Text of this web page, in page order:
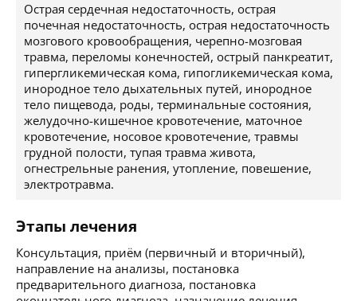
Острая сердечная недостаточность, острая
почечная недостаточность, острая недостаточность
мозгового кровообращения, черепно-мозговая
травма, переломы конечностей, острый панкреатит,
гипергликемическая кома, гипогликемическая кома,
инородное тело дыхательных путей, инородное
тело пищевода, роды, терминальные состояния,
желудочно-кишечное кровотечение, маточное
кровотечение, носовое кровотечение, травмы
грудной полости, тупая травма живота,
огнестрельные ранения, утопление, повешение,
электротравма.
Этапы лечения
Консультация, приём (первичный и вторичный),
направление на анализы, постановка
предварительного диагноза, постановка